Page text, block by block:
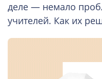
деле — немало
учителей. Как их